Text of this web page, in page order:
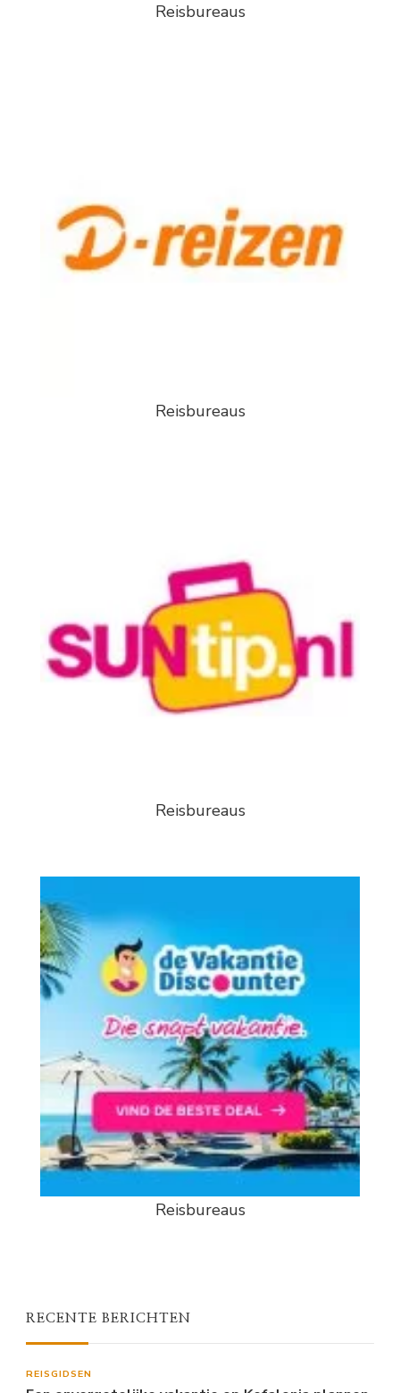
Reisbureaus
Reisbureaus
Reisbureaus
Reisbureaus
RECENTE BERICHTEN
REISGIDSEN